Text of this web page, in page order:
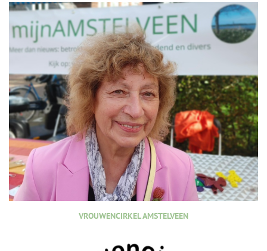
VROUWENCIRKEL AMSTELVEEN